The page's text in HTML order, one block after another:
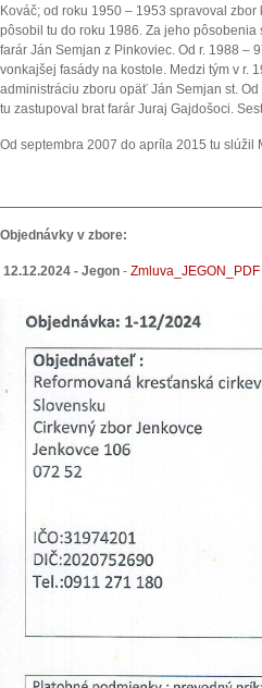
Kováč; od roku 1950 – 1953 spravoval
pôsobil tu do roku 1986. Za jeho
farár Ján Semjan z Pinkoviec. Od r. 1988 –
vonkajšej fasády na kostole. Medzi tým v r.
administráciu zboru opäť Ján Semjan st.
tu zastupoval brat farár Juraj Gajdošoci.
Od septembra 2007 do apríla 2015 tu slúžil
Objednávky v zbore:
12.12.2024 - Jegon - Zmluva_JEGON_PDF